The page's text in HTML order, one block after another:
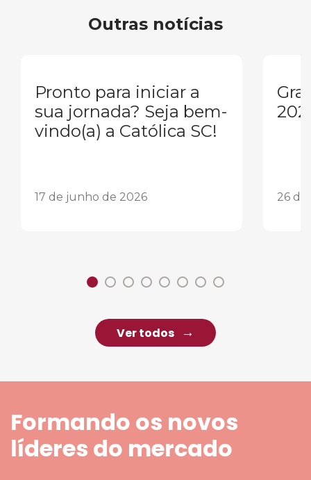
Outras notícias
Pronto para iniciar a
sua jornada? Seja bem-
vindo(a) a Católica SC!
17 de junho de 2026 26 de
Ver todos
Formando os novos
líderes do mercado